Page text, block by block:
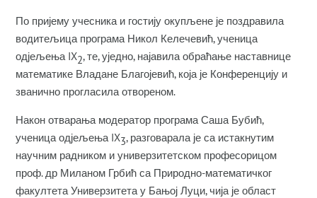
По пријему учесника и гостију окупљене је поздравила
водитељица програма Никол Келечевић, ученица
одјељења IX2, те, уједно, најавила обраћање наставнице
математике Владане Благојевић, која је Конференцију и
званично прогласила отвореном.
Након отварања модератор програма Саша Бубић,
ученица одјељења IX3, разговарала је са истакнутим
научним радником и универзитетском професорицом
проф. др Миланом Грбић са Природно-математичког
факултета Универзитета у Бањој Луци, чија је област